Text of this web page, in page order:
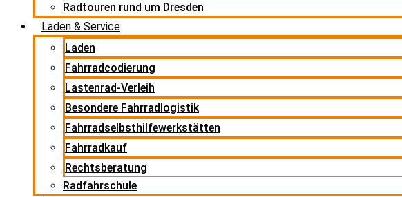
Radtouren rund um Dresden
Laden & Service
Laden
Fahrradcodierung
Lastenrad-Verleih
Besondere Fahrradlogistik
Fahrradselbsthilfewerkstätten
Fahrradkauf
Rechtsberatung
Radfahrschule